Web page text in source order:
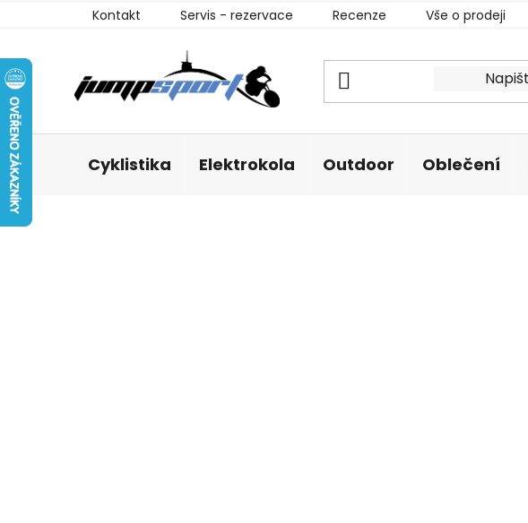
Kontakt Servis - rezervace Recenze Vše o prodeji
Cyklistika Elektrokola Outdoor Oblečení